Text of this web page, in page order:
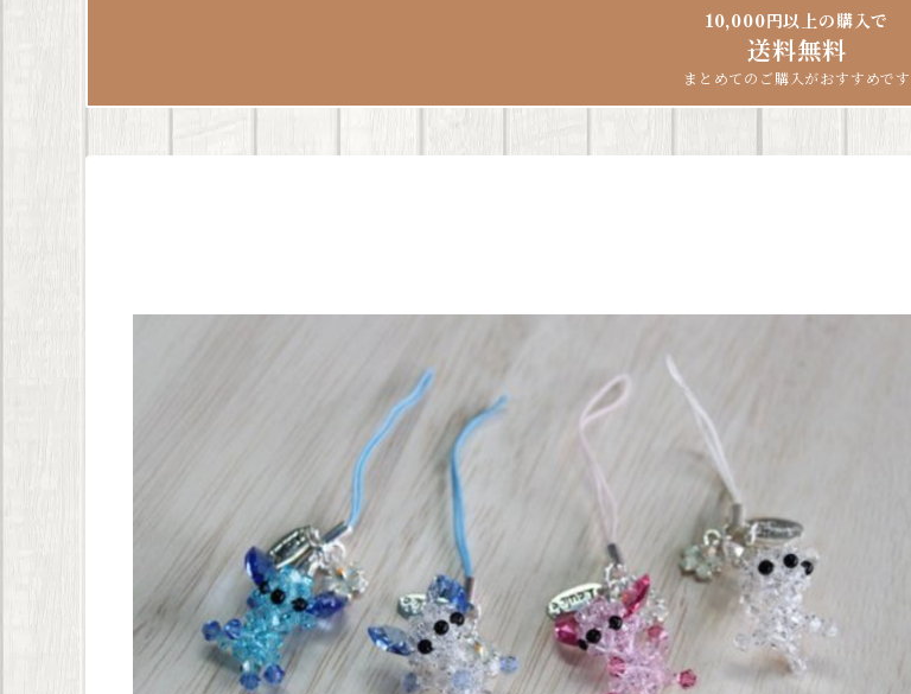
10,000円以上の購入で
送料無料
まとめてのご購入がおすすめです